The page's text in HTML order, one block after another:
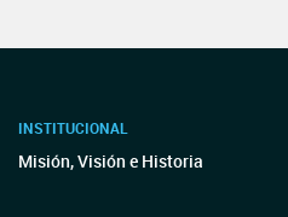
INSTITUCIONAL
Misión, Visión e Historia